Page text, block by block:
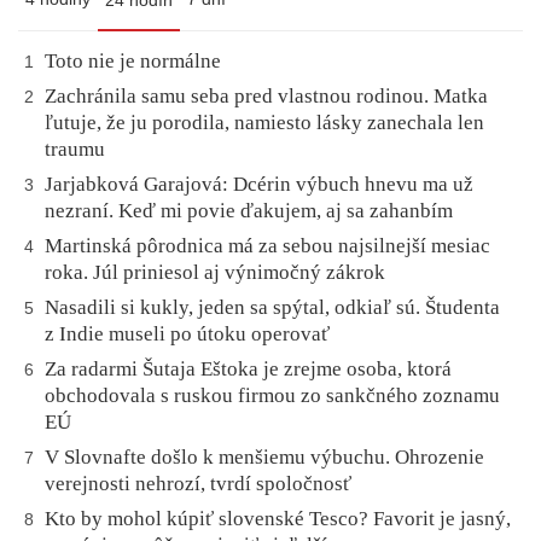
1 Toto nie je normálne
2
Zachránila samu seba pred vlastnou rodinou. Matka
ľutuje, že ju porodila, namiesto lásky zanechala len
traumu
3
Jarjabková Garajová: Dcérin výbuch hnevu ma už
nezraní. Keď mi povie ďakujem, aj sa zahanbím
4 Martinská pôrodnica má za sebou najsilnejší mesiac
roka. Júl priniesol aj výnimočný zákrok
5
Nasadili si kukly, jeden sa spýtal, odkiaľ sú. Študenta
z Indie museli po útoku operovať
6
Za radarmi Šutaja Eštoka je zrejme osoba, ktorá
obchodovala s ruskou firmou zo sankčného zoznamu
EÚ
7
V Slovnafte došlo k menšiemu výbuchu. Ohrozenie
verejnosti nehrozí, tvrdí spoločnosť
8
Kto by mohol kúpiť slovenské Tesco? Favorit je jasný,